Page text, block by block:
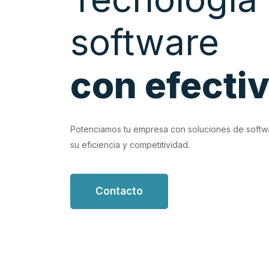
software
con
Potenciamos tu empresa con soluciones de
su eficiencia y competitividad.
Contacto
con soluciones de software personalizadas que
tus flujos de trabajo.